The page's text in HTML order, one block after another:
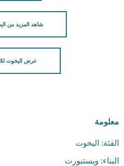
شاهد المزيد من
عرض اليخوت
معلومة
الفئة: اليخوت
البناء: ويستبورت